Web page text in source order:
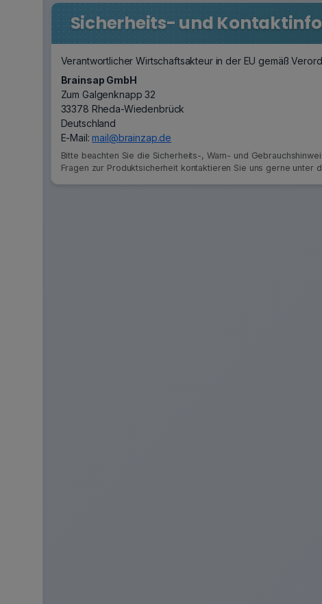
Sicherheits- und
Verantwortlicher Wirtschaftsakteur in der EU gemäß
Brainsap GmbH
Zum Galgenknapp 32
33378 Rheda-Wiedenbrück
Deutschland
E-Mail:mail@brainzap.de
Bitte beachten Sie die Sicherheits-, Warn- und
Fragen zur Produktsicherheit kontaktieren Sie uns gerne unter